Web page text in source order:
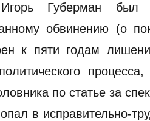
Губерман был
обвинению (о
к пяти годам
по статье за
в исправительно-